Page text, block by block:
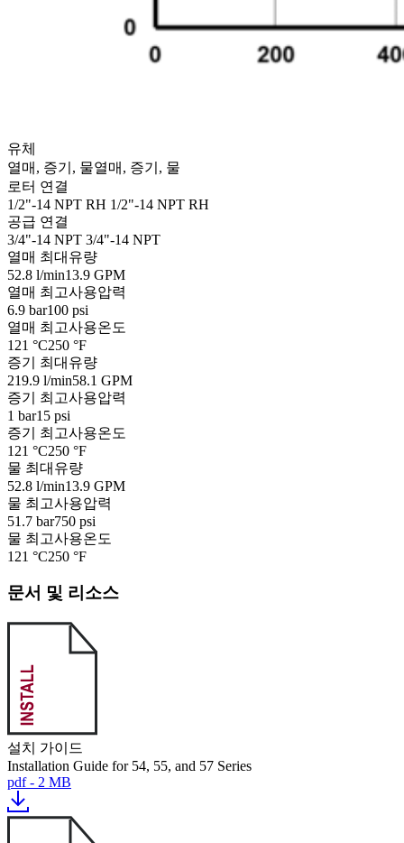
유체
열매, 증기, 물열매, 증기, 물
로터 연결
1/2"-14 NPT RH 1/2"-14 NPT RH
공급 연결
3/4"-14 NPT 3/4"-14 NPT
열매 최대유량
52.8 l/min13.9 GPM
열매 최고사용압력
6.9 bar100 psi
열매 최고사용온도
121 °C250 °F
증기 최대유량
219.9 l/min58.1 GPM
증기 최고사용압력
1 bar15 psi
증기 최고사용온도
121 °C250 °F
물 최대유량
52.8 l/min13.9 GPM
물 최고사용압력
51.7 bar750 psi
물 최고사용온도
121 °C250 °F
문서 및 리소스
설치 가이드
Installation Guide for 54, 55, and 57 Series
pdf - 2 MB